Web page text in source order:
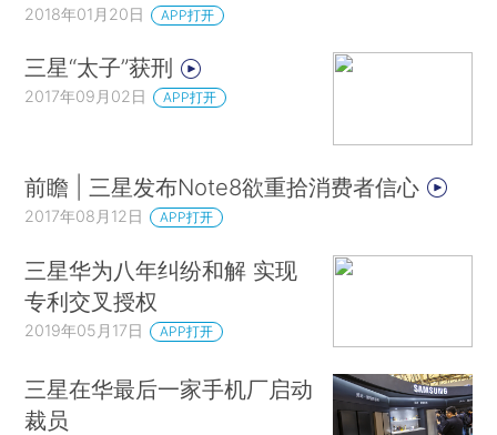
2018年01月20日 APP打开
三星“太子”获刑
2017年09月02日 APP打开
前瞻 | 三星发布Note8欲重拾消费者信心
2017年08月12日 APP打开
三星华为八年纠纷和解 实现
专利交叉授权
2019年05月17日 APP打开
三星在华最后一家手机厂启动
裁员